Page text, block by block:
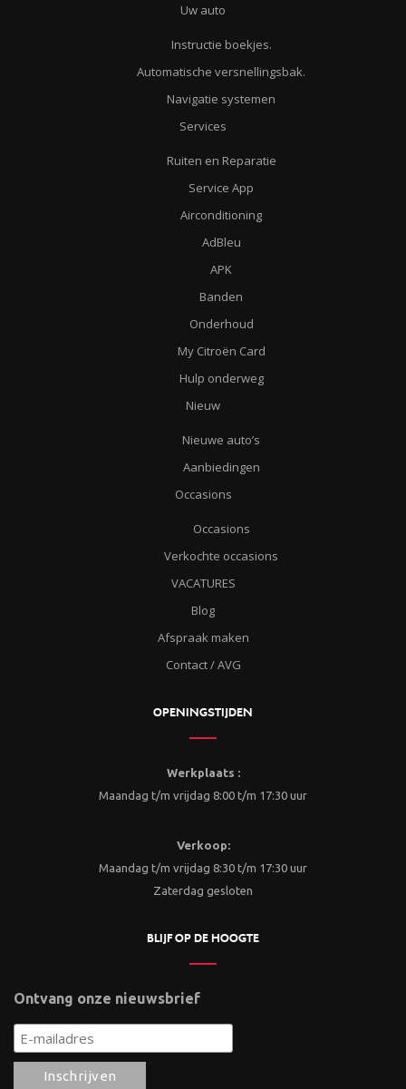
Uw auto
Instructie boekjes.
Automatische versnellingsbak.
Navigatie systemen
Services
Ruiten en Reparatie
Service App
Airconditioning
AdBleu
APK
Banden
Onderhoud
My Citroën Card
Hulp onderweg
Nieuw
Nieuwe auto’s
Aanbiedingen
Occasions
Occasions
Verkochte occasions
VACATURES
Blog
Afspraak maken
Contact / AVG
OPENINGSTIJDEN
Werkplaats :
Maandag t/m vrijdag 8:00 t/m 17:30 uur
Verkoop:
Maandag t/m vrijdag 8:30 t/m 17:30 uur
Zaterdag gesloten
BLIJF OP DE HOOGTE
Ontvang onze nieuwsbrief